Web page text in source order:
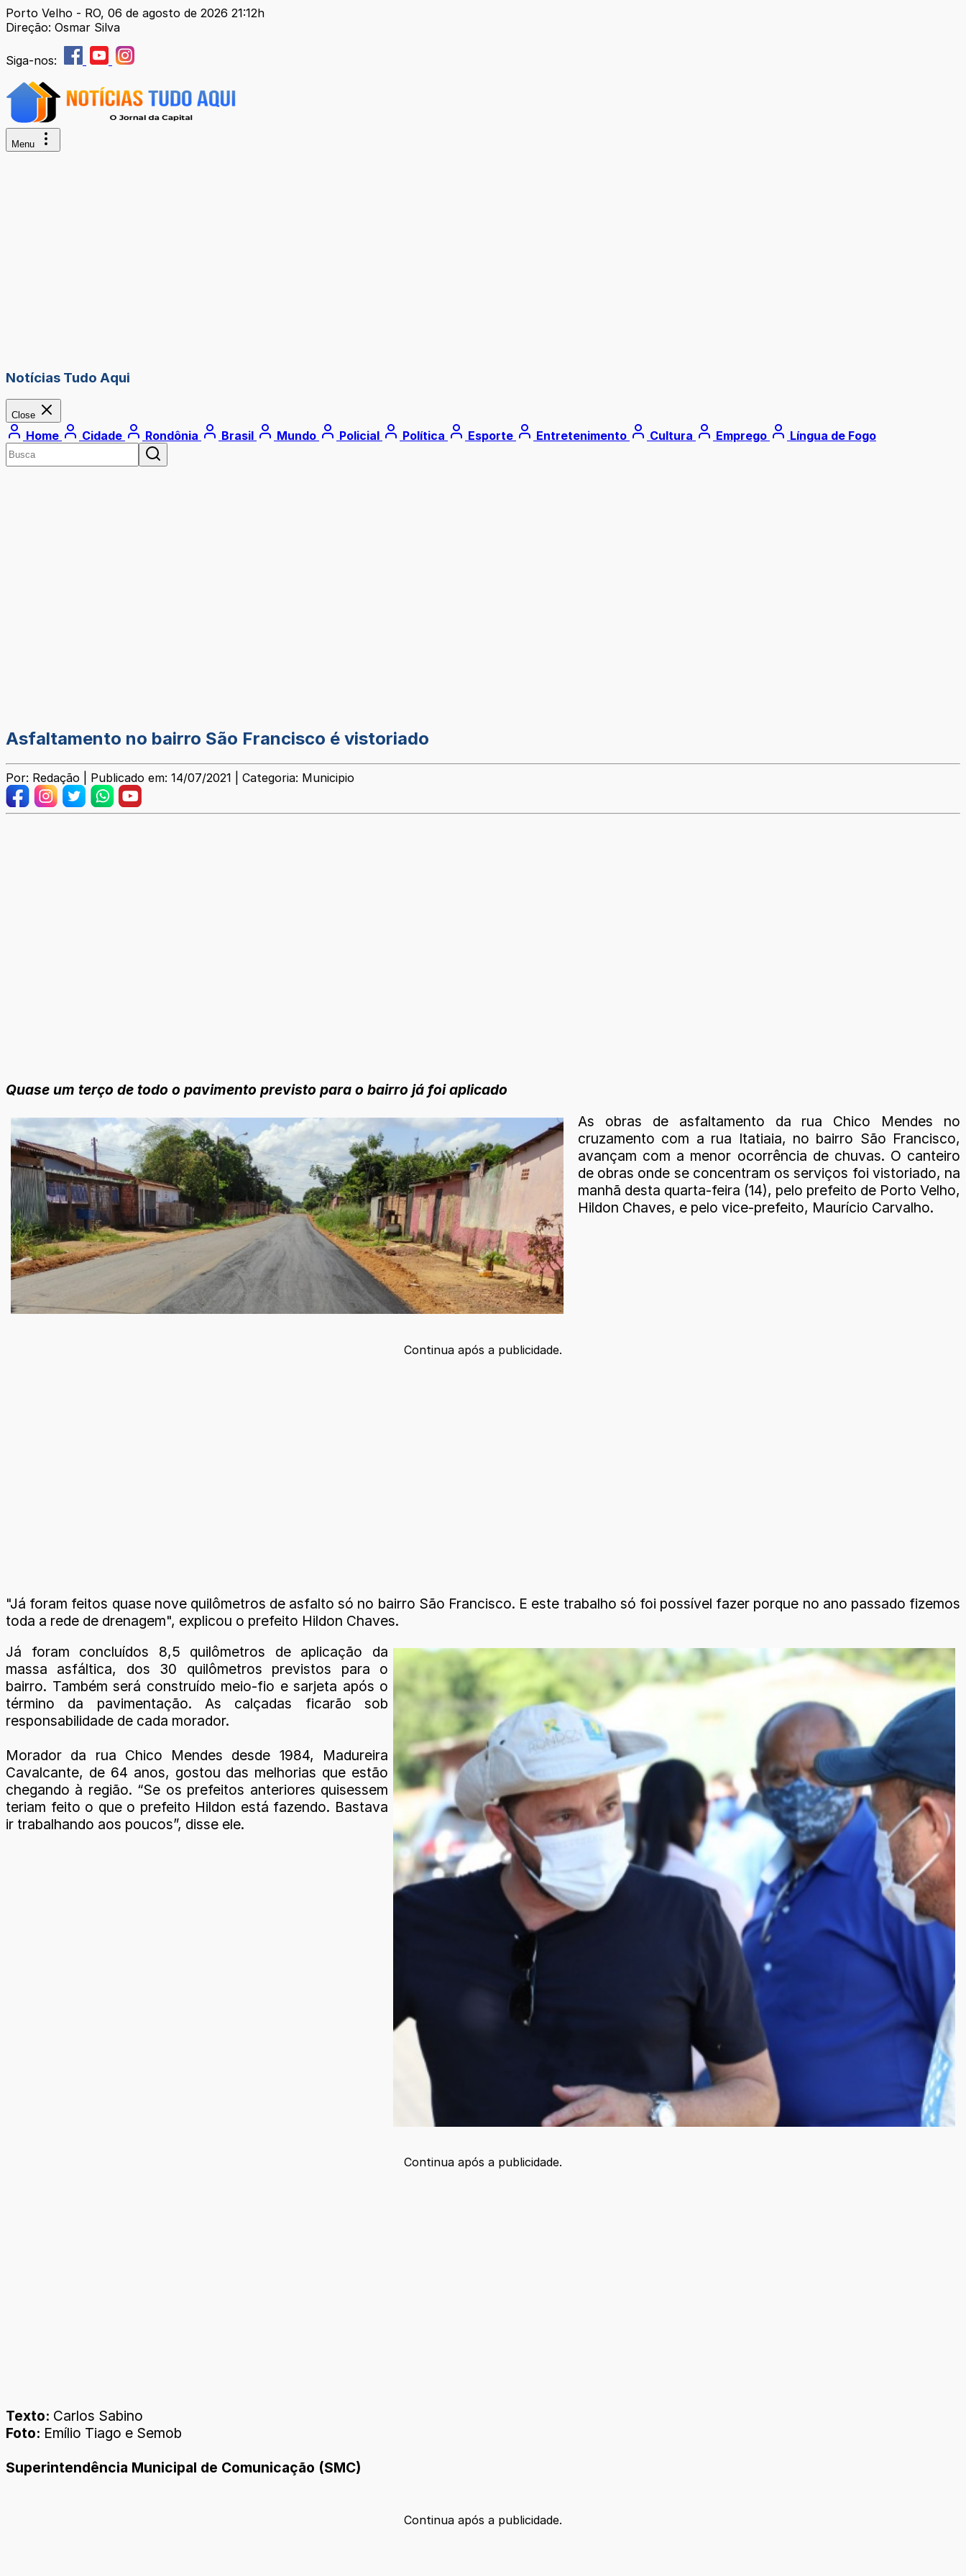
Porto Velho - RO, 06 de agosto de 2026 21:12h
Direção: Osmar Silva
Siga-nos:
Menu
Notícias Tudo Aqui
Close
Home Cidade Rondônia Brasil Mundo Policial Política Esporte Entretenimento Cultura Emprego Língua de Fogo
Asfaltamento no bairro São Francisco é vistoriado
Por: Redação | Publicado em: 14/07/2021 | Categoria: Municipio
Quase um terço de todo o pavimento previsto para o bairro já foi aplicado
As obras de asfaltamento da rua Chico Mendes no
cruzamento com a rua Itatiaia, no bairro São Francisco,
avançam com a menor ocorrência de chuvas. O canteiro
de obras onde se concentram os serviços foi vistoriado, na
manhã desta quarta-feira (14), pelo prefeito de Porto Velho,
Hildon Chaves, e pelo vice-prefeito, Maurício Carvalho.
Continua após a publicidade.
"Já foram feitos quase nove quilômetros de asfalto só no bairro São Francisco. E este trabalho só foi possível fazer porque no ano passado fizemos
toda a rede de drenagem", explicou o prefeito Hildon Chaves.
Já foram concluídos 8,5 quilômetros de aplicação da
massa asfáltica, dos 30 quilômetros previstos para o
bairro. Também será construído meio-fio e sarjeta após o
término da pavimentação. As calçadas ficarão sob
responsabilidade de cada morador.
Morador da rua Chico Mendes desde 1984, Madureira
Cavalcante, de 64 anos, gostou das melhorias que estão
chegando à região. “Se os prefeitos anteriores quisessem
teriam feito o que o prefeito Hildon está fazendo. Bastava
ir trabalhando aos poucos”, disse ele.
Continua após a publicidade.
Texto: Carlos Sabino
Foto: Emílio Tiago e Semob
Superintendência Municipal de Comunicação (SMC)
Continua após a publicidade.